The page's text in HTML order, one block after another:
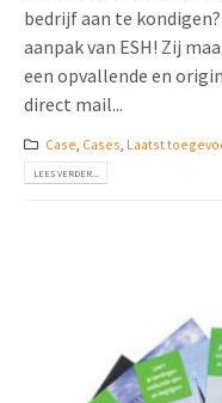
bedrijf aan te
aanpak van ESH! Zij
een opvallende en
direct mail...
Case, Cases, Laatst
LEES VERDER...
Budget kaarten
Andere opvallende
Alle producten
Marketing voor Scholen
Horeca Marketing
Food Marketing